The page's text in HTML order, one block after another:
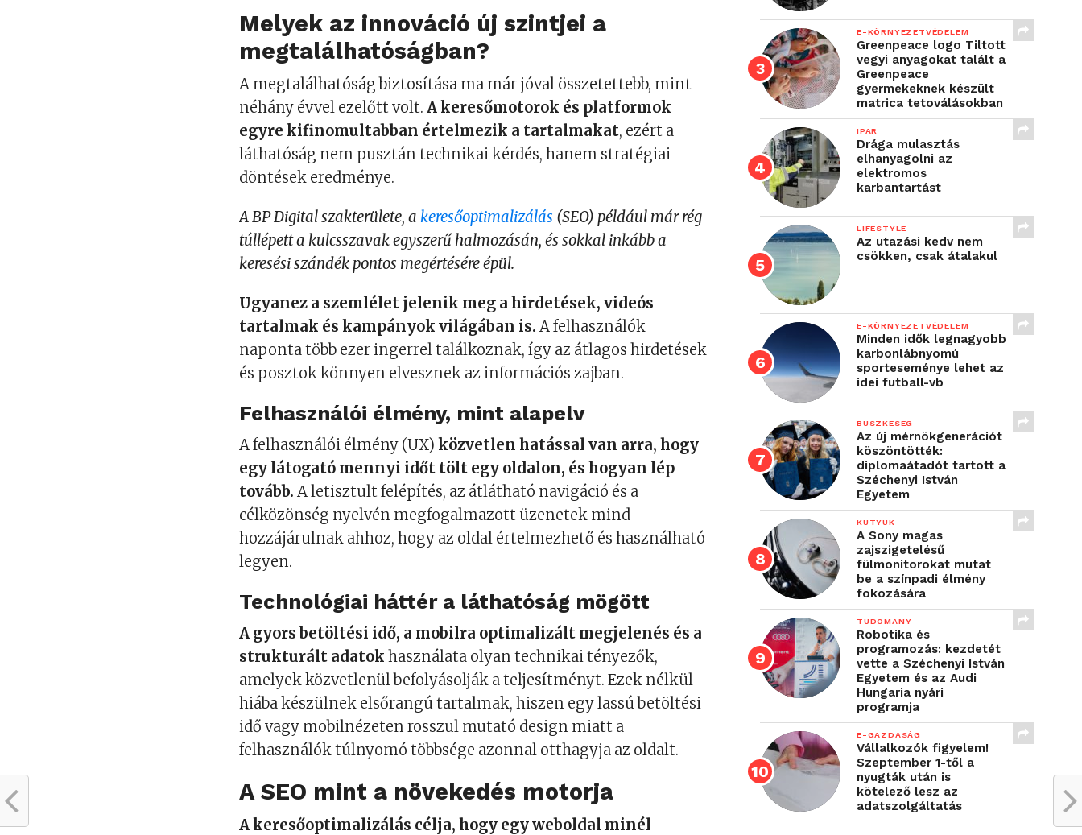
Melyek az innováció új szintjei a
megtalálhatóságban?
A megtalálhatóság biztosítása ma már jóval összetettebb, mint
néhány évvel ezelőtt volt.A keresőmotorok és platformok
egyre kifinomultabban értelmezik a tartalmakat, ezért a
láthatóság nem pusztán technikai kérdés, hanem stratégiai
döntések eredménye.
A BP Digital szakterülete, a keresőoptimalizálás (SEO) például már rég
túllépett a kulcsszavak egyszerű halmozásán, és sokkal inkább a
keresési szándék pontos megértésére épül.
Ugyanez a szemlélet jelenik meg a hirdetések, videós
tartalmak és kampányok világában is. A felhasználók
naponta több ezer ingerrel találkoznak, így az átlagos hirdetések
és posztok könnyen elvesznek az információs zajban.
Felhasználói élmény, mint alapelv
A felhasználói élmény (UX)közvetlen hatással van arra, hogy
egy látogató mennyi időt tölt egy oldalon, és hogyan lép
tovább. A letisztult felépítés, az átlátható navigáció és a
célközönség nyelvén megfogalmazott üzenetek mind
hozzájárulnak ahhoz, hogy az oldal értelmezhető és használható
legyen.
Technológiai háttér a láthatóság mögött
A gyors betöltési idő, a mobilra optimalizált megjelenés és a
strukturált adatok használata olyan technikai tényezők,
amelyek közvetlenül befolyásolják a teljesítményt. Ezek nélkül
hiába készülnek elsőrangú tartalmak, hiszen egy lassú betöltési
idő vagy mobilnézeten rosszul mutató design miatt a
felhasználók túlnyomó többsége azonnal otthagyja az oldalt.
A SEO mint a növekedés motorja
A keresőoptimalizálás célja, hogy egy weboldal minél
E-KÖRNYEZETVÉDELEM
Greenpeace logo Tiltott
vegyi anyagokat talált a
Greenpeace
gyermekeknek készült
matrica tetoválásokban
IPAR
Drága mulasztás
elhanyagolni az
elektromos
karbantartást
LIFESTYLE
Az utazási kedv nem
csökken, csak átalakul
E-KÖRNYEZETVÉDELEM
Minden idők legnagyobb
karbonlábnyomú
sporteseménye lehet az
idei futball-vb
BÜSZKESÉG
Az új mérnökgenerációt
köszöntötték:
diplomaátadót tartott a
Széchenyi István
Egyetem
KÜTYÜK
A Sony magas
zajszigetelésű
fülmonitorokat mutat
be a színpadi élmény
fokozására
TUDOMÁNY
Robotika és
programozás: kezdetét
vette a Széchenyi István
Egyetem és az Audi
Hungaria nyári
programja
E-GAZDASÁG
Vállalkozók figyelem!
Szeptember 1-től a
nyugták után is
kötelező lesz az
adatszolgáltatás